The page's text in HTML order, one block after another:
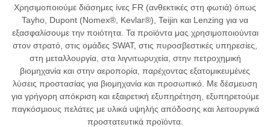
Χρησιμοποιούμε διάσημες ίνες FR (ανθεκτικές στη φωτιά) όπως
Tayho, Dupont (Nomex®, Kevlar®), Teijin και Lenzing για να
εξασφαλίσουμε την ποιότητα. Τα προϊόντα μας χρησιμοποιούνται
στον στρατό, στις ομάδες SWAT, στις πυροσβεστικές υπηρεσίες,
στη μεταλλουργία, στα λιγνιτωρυχεία, στην πετροχημική
βιομηχανία και στην αεροπορία, παρέχοντας εξατομικευμένες
λύσεις προστασίας για βιομηχανία και προσωπικό. Με δέσμευση
για γρήγορη απόκριση και εξαιρετική εξυπηρέτηση, εξυπηρετούμε
παγκόσμιους πελάτες με υλικά υψηλής απόδοσης και λειτουργικά
προστατευτικά προϊόντα.